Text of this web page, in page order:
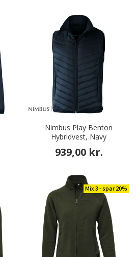
Nimbus Play Benton
Hybridvest, Navy
939,00 kr.
Mix 3 - spar 20%